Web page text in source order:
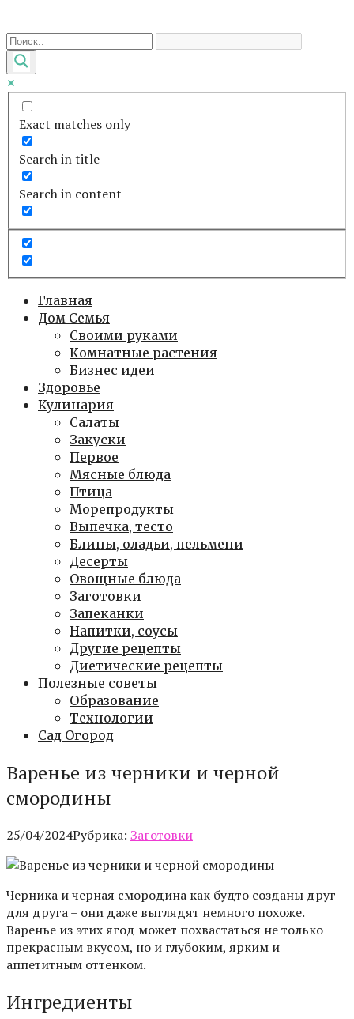
к
контенту
Exact matches only
Search in title
Search in content
Главная
Дом Семья
Своими руками
Комнатные растения
Бизнес идеи
Здоровье
Кулинария
Салаты
Закуски
Первое
Мясные блюда
Птица
Морепродукты
Выпечка, тесто
Блины, оладьи, пельмени
Десерты
Овощные блюда
Заготовки
Запеканки
Напитки, соусы
Другие рецепты
Диетические рецепты
Полезные советы
Образование
Технологии
Сад Огород
Варенье из черники и черной
смородины
25/04/2024Рубрика: Заготовки
Черника и черная смородина как будто созданы друг
для друга – они даже выглядят немного похоже.
Варенье из этих ягод может похвастаться не только
прекрасным вкусом, но и глубоким, ярким и
аппетитным оттенком.
Ингредиенты